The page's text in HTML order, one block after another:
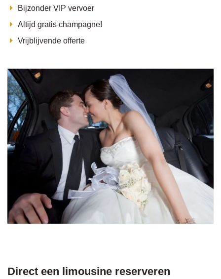
Bijzonder VIP vervoer
Altijd gratis champagne!
Vrijblijvende offerte
Direct een limousine reserveren